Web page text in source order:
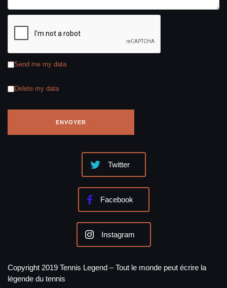
Send me my data
Delete my data
Twitter
Facebook
Instagram
Copyright 2019 Tennis Legend – Tout le monde peut écrire la
légende du tennis